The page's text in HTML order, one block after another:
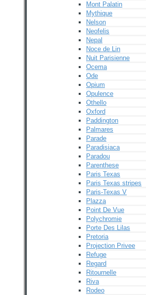
Mont Palatin
Mythique
Nelson
Neofelis
Nepal
Noce de Lin
Nuit Parisienne
Ocema
Ode
Opium
Opulence
Othello
Oxford
Paddington
Palmares
Parade
Paradisiaca
Paradou
Parenthese
Paris Texas
Paris Texas stripes
Paris-Texas V
Plazza
Point De Vue
Polychromie
Porte Des Lilas
Pretoria
Projection Privee
Refuge
Regard
Ritournelle
Riva
Rodeo